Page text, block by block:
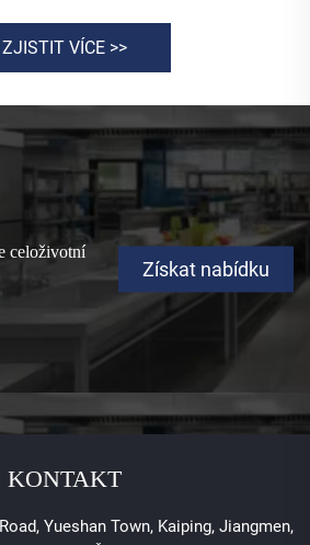
ZJISTIT VÍCE >>
celoživotní
Získat nabídku
KONTAKT
Yueshan Town, Kaiping, Jiangmen,